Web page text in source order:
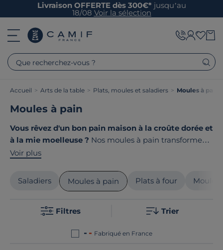
Livraison OFFERTE dès 300€* jusqu’au
18/08 Voir la sélection
Que recherchez-vous ?
Accueil > Arts de la table > Plats, moules et saladiers > Moules à pain
Moules à pain
Vous rêvez d'un bon pain maison à la croûte dorée et
à la mie moelleuse ? Nos moules à pain transforment
votre cuisine en véritable boulangerie artisanale. Pain
possible pour régaler votre famille. Le point commun
de nos produits ? Ils sont tousfabriqués en France ou
Voir plus
Saladiers Moules à pain Plats à four Moules
Filtres Trier
Fabriqué en France